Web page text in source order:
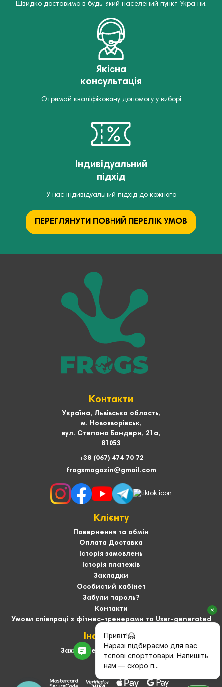
Швидко доставимо в будь-який населений пункт України.
Якісна
консультація
Отримай кваліфіковану допомогу у виборі
Індивідуальний
підхід
У нас індивідуальний підхід до кожного
ПЕРЕГЛЯНУТИ ПОВНИЙ ПЕРЕЛІК УМОВ
Контакти
Україна, Львівська область,
м. Новояворівськ,
вул. Степана Бандери, 21а,
81053
+38 (067) 474 70 72
frogsmagazin@gmail.com
Клієнту
Повернення та обмін
Оплата Доставка
Історія замовлень
Історія платежів
Закладки
Особистий кабінет
Забули пароль?
Контакти
Умови співпраці з фітнес-тренерами та User-generated
Інформація
Захист персональних даних